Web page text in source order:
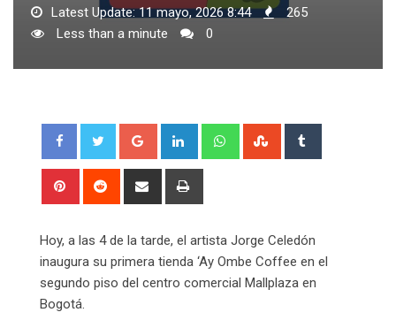
Latest Update: 11 mayo, 2026 8:44
265
Less than a minute
0
Google+ LinkedIn WhatsappStumbleUpon
Pinterest Reddit
Share
Hoy, a las 4 de la tarde, el artista Jorge Celedón
inaugura su primera tienda ‘Ay Ombe Coffee en el
segundo piso del centro comercial Mallplaza en
Bogotá.